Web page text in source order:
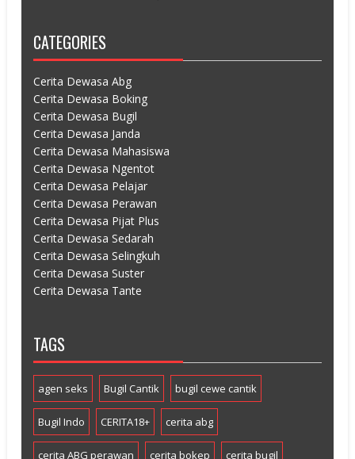
CATEGORIES
Cerita Dewasa Abg
Cerita Dewasa Boking
Cerita Dewasa Bugil
Cerita Dewasa Janda
Cerita Dewasa Mahasiswa
Cerita Dewasa Ngentot
Cerita Dewasa Pelajar
Cerita Dewasa Perawan
Cerita Dewasa Pijat Plus
Cerita Dewasa Sedarah
Cerita Dewasa Selingkuh
Cerita Dewasa Suster
Cerita Dewasa Tante
TAGS
agen seks Bugil Cantik bugil cewe cantik
Bugil Indo CERITA18+ cerita abg
cerita ABG perawan cerita bokep cerita bugil